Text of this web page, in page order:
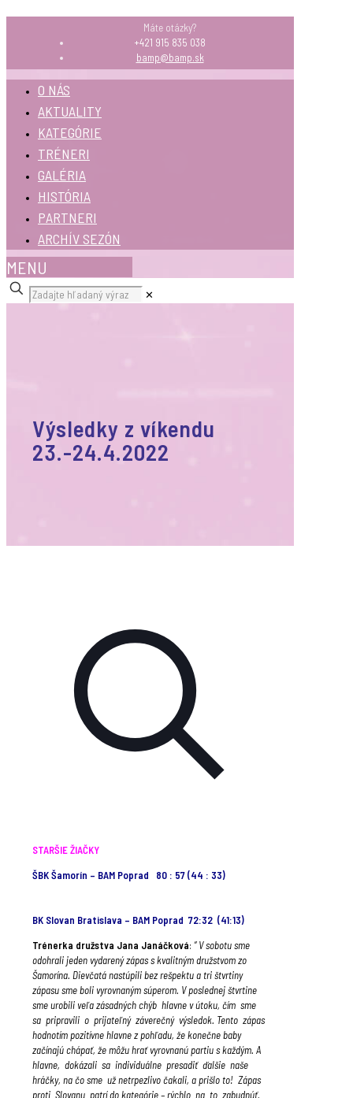
Máte otázky?
+421 915 835 038
bamp@bamp.sk
O NÁS
AKTUALITY
KATEGÓRIE
TRÉNERI
GALÉRIA
HISTÓRIA
PARTNERI
ARCHÍV SEZÓN
MENU
✕
Výsledky z víkendu
23.-24.4.2022
STARŠIE ŽIAČKY
ŠBK Šamorín – BAM Poprad 80 : 57 (44 : 33)
BK Slovan Bratislava – BAM Poprad 72:32 (41:13)
Trénerka družstva Jana Janáčková: “ V sobotu sme
odohrali jeden vydarený zápas s kvalitným družstvom zo
Šamorína. Dievčatá nastúpili bez rešpektu a tri štvrtiny
zápasu sme boli vyrovnaným súperom. V poslednej štvrtine
sme urobili veľa zásadných chýb hlavne v útoku, čím sme
sa pripravili o prijateľný záverečný výsledok. Tento zápas
hodnotím pozitívne hlavne z pohľadu, že konečne baby
začínajú chápať, že môžu hrať vyrovnanú partiu s každým. A
hlavne, dokázali sa individuálne presadiť ďalšie naše
hráčky, na čo sme už netrpezlivo čakali, a prišlo to! Zápas
proti Slovanu patrí do kategórie – rýchlo na to zabudnúť.